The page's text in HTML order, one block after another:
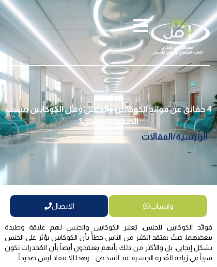
4 حقائق عن فوائد الكوكايين والجنس وهل الكوكايين يسبب
الضعف الجنسي؟
الرئيسية/المقالات
واتساب الاتصال
فوائد الكوكايين للجنس، يُعتبر الكوكايين والجنس لهم علاقة وطيدة
ببعضهما، حيثُ يعتقد الكثير من الناس خطأً بأن الكوكايين يؤثر على الجنس
بشكل إيجابي، بل والأكثر من ذلك بأنهم يعتقدون أيضاً بأن المُخدرات تكون
سبباً في زيادة القُدرة الجنسية عند الشخص .. وهذا الاعتقاد ليس صحيحاً.